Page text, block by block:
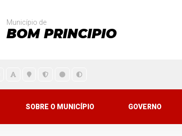
Município de
BOM PRINCIPIO
SOBRE O MUNICÍPIO GOVERNO